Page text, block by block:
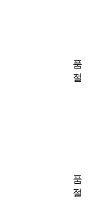
품
절
품
절